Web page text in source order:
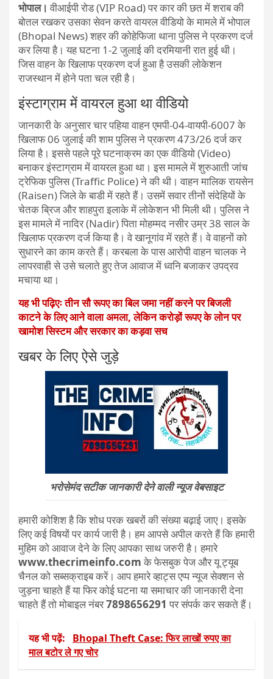
भोपाल। वीआईपी रोड (VIP Road) पर कार की छत में शराब की
बोतल रखकर उसका सेवन करते वायरल वीडियो के मामले में भोपाल
(Bhopal News) शहर की कोहेफिजा थाना पुलिस ने प्रकरण दर्ज
कर लिया है। यह घटना 1-2 जुलाई की दरमियानी रात हुई थी।
जिस वाहन के खिलाफ प्रकरण दर्ज हुआ है उसकी लोकेशन
राजस्थान में होने पता चल रही है।
इंस्टाग्राम में वायरल हुआ था वीडियो
जानकारी के अनुसार चार पहिया वाहन एमपी-04-वायपी-6007 के
खिलाफ 06 जुलाई की शाम पुलिस ने प्रकरण 473/26 दर्ज कर
लिया है। इससे पहले पूरे घटनाक्रम का एक वीडियो (Video)
बनाकर इंस्टाग्राम में वायरल हुआ था। इस मामले में शुरुआती जांच
ट्रेफिक पुलिस (Traffic Police) ने की थी। वाहन मालिक रायसेन
(Raisen) जिले के बाडी में रहते हैं। उसमें सवार तीनों संदेहियों के
चेतक ब्रिज और शाहपुरा इलाके में लोकेशन भी मिली थी। पुलिस ने
इस मामले में नादिर (Nadir) पिता मोहम्मद नसीर उम्र 38 साल के
खिलाफ प्रकरण दर्ज किया है। वे खानूगांव में रहते हैं। वे वाहनों को
सुधारने का काम करते हैं। करबला के पास आरोपी वाहन चालक ने
लापरवाही से उसे चलाते हुए तेज आवाज में ध्वनि बजाकर उपद्रव
मचाया था।
यह भी पढ़िएः तीन सौ रूपए का बिल जमा नहीं करने पर बिजली
काटने के लिए आने वाला अमला, लेकिन करोड़ों रूपए के लोन पर
खामोश सिस्टम और सरकार का कड़वा सच
खबर के लिए ऐसे जुड़े
भरोसेमंद सटीक जानकारी देने वाली न्यूज वेबसाइट
हमारी कोशिश है कि शोध परक खबरों की संख्या बढ़ाई जाए। इसके
लिए कई विषयों पर कार्य जारी है। हम आपसे अपील करते हैं कि हमारी
मुहिम को आवाज देने के लिए आपका साथ जरुरी है। हमारे
www.thecrimeinfo.comके फेसबुक पेज और यू ट्यूब
चैनल को सब्सक्राइब करें। आप हमारे व्हाट्स एप्प न्यूज सेक्शन से
जुड़ना चाहते हैं या फिर कोई घटना या समाचार की जानकारी देना
चाहते हैं तो मोबाइल नंबर7898656291 पर संपर्क कर सकते हैं।
यह भी पढ़ें:
Bhopal Theft Case: फिर लाखों रुपए का
माल बटोर ले गए चोर